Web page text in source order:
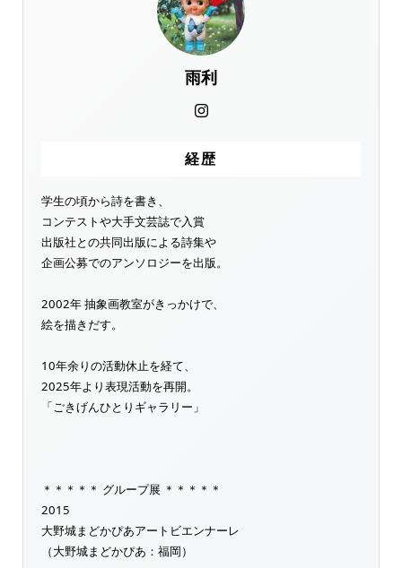
雨利
経歴
学生の頃から詩を書き、
コンテストや大手文芸誌で入賞
出版社との共同出版による詩集や
企画公募でのアンソロジーを出版。
2002年 抽象画教室がきっかけで、
絵を描きだす。
10年余りの活動休止を経て、
2025年より表現活動を再開。
「ごきげんひとりギャラリー」
＊＊＊＊＊ グループ展 ＊＊＊＊＊
2015
大野城まどかぴあアートビエンナーレ
（大野城まどかぴあ：福岡）